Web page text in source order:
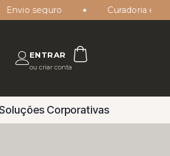
seguro Curadoria
ENTRAR
ou criar conta
Corporativas